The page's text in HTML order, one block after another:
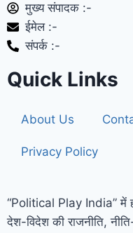
मुख्य संपादक :-
ईमेल :-
संपर्क :-
Quick Links
About Us
Privacy Policy
“Political Play India” में
देश-विदेश की राजनीति,